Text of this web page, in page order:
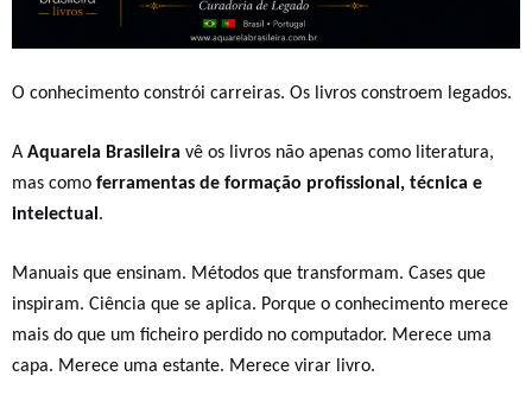
O conhecimento constrói carreiras. Os livros constroem legados.
A Aquarela Brasileira vê os livros não apenas como literatura,
mas como ferramentas de formação profissional, técnica e
intelectual .
Manuais que ensinam. Métodos que transformam. Cases que
inspiram. Ciência que se aplica. Porque o conhecimento merece
mais do que um ficheiro perdido no computador. Merece uma
capa. Merece uma estante. Merece virar livro.